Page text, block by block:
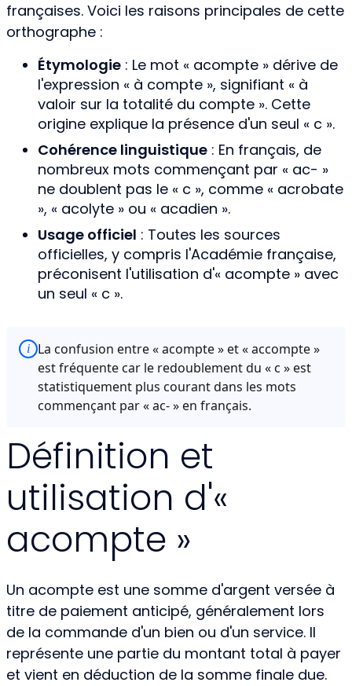
françaises. Voici les raisons principales de cette
orthographe :
Étymologie : Le mot « acompte » dérive de
l'expression « à compte », signifiant « à
valoir sur la totalité du compte ». Cette
origine explique la présence d'un seul « c ».
Cohérence linguistique : En français, de
nombreux mots commençant par « ac- »
ne doublent pas le « c », comme « acrobate
», « acolyte » ou « acadien ».
Usage officiel : Toutes les sources
officielles, y compris l'Académie française,
préconisent l'utilisation d'« acompte » avec
un seul « c ».
i
La confusion entre « acompte » et « accompte »
est fréquente car le redoublement du « c » est
statistiquement plus courant dans les mots
commençant par « ac- » en français.
Définition et
utilisation d'«
acompte »
Un acompte est une somme d'argent versée à
titre de paiement anticipé, généralement lors
de la commande d'un bien ou d'un service. Il
représente une partie du montant total à payer
et vient en déduction de la somme finale due.